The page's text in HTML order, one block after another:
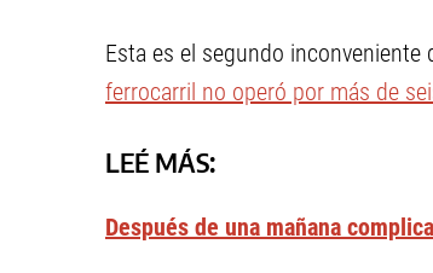
Esta es el segundo inconveniente
ferrocarril no operó por más de
LEÉ MÁS:
Después de una mañana